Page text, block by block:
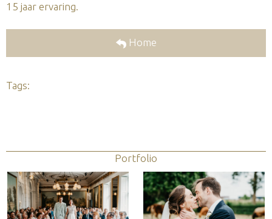
15 jaar ervaring.
Home
Tags:
Portfolio